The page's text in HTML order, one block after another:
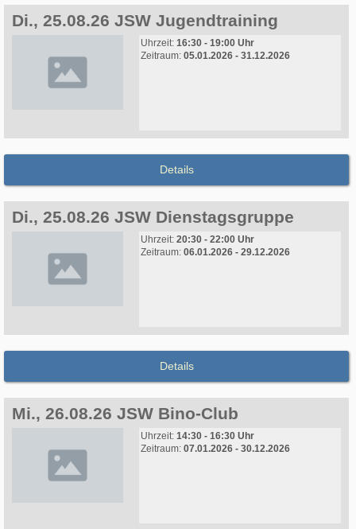
Di., 25.08.26 JSW Jugendtraining
Uhrzeit: 16:30 - 19:00 Uhr
Zeitraum: 05.01.2026 - 31.12.2026
Details
Di., 25.08.26 JSW Dienstagsgruppe
Uhrzeit: 20:30 - 22:00 Uhr
Zeitraum: 06.01.2026 - 29.12.2026
Details
Mi., 26.08.26 JSW Bino-Club
Uhrzeit: 14:30 - 16:30 Uhr
Zeitraum: 07.01.2026 - 30.12.2026